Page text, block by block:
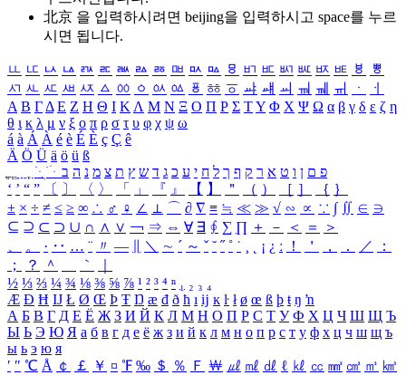
北京 을 입력하시려면 beijing을 입력하시고 space를 누르
시면 됩니다.
ㅥ ㅦ ㅧ ㅨ ㅩ ㅪ ㅫ ㅬ ㅭ ㅮ ㅯ ㅰ ㅱ ㅲ ㅳ ㅴ ㅵ ㅶ ㅷ ㅸ
ㅹ
ㅺ ㅻ ㅼ ㅽ ㅾ ㅿ ㆀ ㆁ ㆂ ㆃ ㆄ ㆅ ㆆ ㆇ ㆈ ㆉ ㆊ ㆋ ㆌ ㆍ
ㆎ
Α Β ΓΔ Ε Ζ Η Θ Ι ΚΛ Μ Ν Ξ Ο Π Ρ Σ ΤΥ Φ Χ Ψ Ω α β γ δ ε ζ η
θ ι κ λ μ ν ξ ο π ρ σ τ υ φ χ ψ ω
á à Á À é è É È ç Ç ê
Ä Ö Ü ä ö ü ß
ִֶֹ ֻּ ׁׂ פ ם ן ו ט א ר ק ף ך ל ח י ע כ ג ד ש ץ ת צ מ נ ה ב
‘ ’ “ ” 〔 〕 〈 〉 「 」 『 』 【 】 ＂ （ ） ［ ］ ｛ ｝
± × ÷ ≠ ≤ ≥ ∞ ∴ ♂ ♀ ∠ ⊥ ⌒ ∂ ∇ ≡ ≒ ≪ ≫ √ ∽ ∝ ∵ ∫ ∬ ∈ ∋
⊆ ⊇ ⊂ ⊃ ∪ ∩ ∧ ∨ ￢ ⇒ ⇔ ∀ ∃ ∮ ∑ ∏ ＋ － ＜ ＝
＞
、
。 · ‥ … ¨ 〃 ― ＼ ∼ ´ ～ ˇ ˘ ˝ ˚ ˙ ¸ ¡ ¿ ː ！ ＇ ， ． ／
：
；
？ ＾ ｀
½ ⅓ ⅔ ¼ ¾ ⅛ ⅜ ⅝ ⅞ ¹ ² ³ ⁴ ⁿ ₁ ₂ ₃ ₄
Æ Ð Ħ Ĳ Ł Ø Œ Þ Ŧ Ŋ æ đ ð ħ ı ĳ ĸ ŀ ł ø œ ß þ ŧ ŋ ŉ
А Б В Г Д Е Ё Ж З И Й К Л М Н О П Р С Т У Ф Х Ц Ч Ш Щ Ъ
Ы Ь Э Ю Я а б в г д е ё ж з и й к л м н о п р с т у ф х ц ч ш щ ъ
ы ь э ю я
′ ″ ℃ Å ￠ ￡ ￥ ¤ ℉ ‰ ＄ ％ Ｆ ￦ ㎕ ㎖ ㎗ ℓ ㎘ ㏄ ㎣ ㎤ ㎥ ㎦